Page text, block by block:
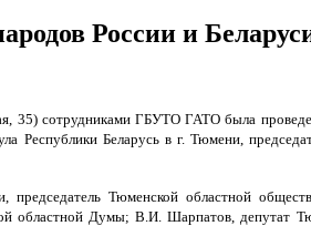
России и
35) сотрудниками ГБУТО ГАТО была
Республики Беларусь в г. Тюмени,
Тюменской областной
областной Думы; В.И. Шарпатов,